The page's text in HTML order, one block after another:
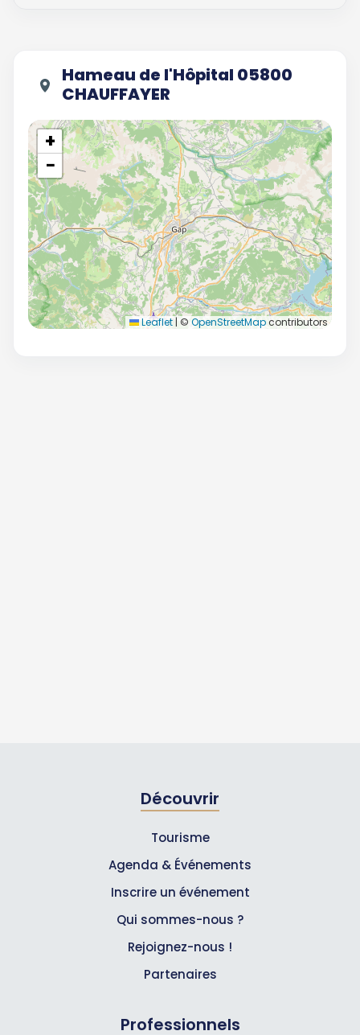
Hameau de l'Hôpital 05800
CHAUFFAYER
+
−
Leaflet | © OpenStreetMapcontributors
Découvrir
Tourisme
Agenda & Événements
Inscrire un événement
Qui sommes-nous ?
Rejoignez-nous !
Partenaires
Professionnels